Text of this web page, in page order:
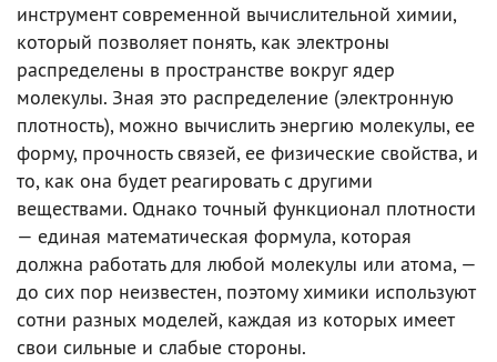
инструмент современной вычислительной химии,
который позволяет понять, как электроны
распределены в пространстве вокруг ядер
молекулы. Зная это распределение (электронную
плотность), можно вычислить энергию молекулы, ее
форму, прочность связей, ее физические свойства, и
то, как она будет реагировать с другими
веществами. Однако точный функционал плотности
— единая математическая формула, которая
должна работать для любой молекулы или атома, —
до сих пор неизвестен, поэтому химики используют
сотни разных моделей, каждая из которых имеет
свои сильные и слабые стороны.